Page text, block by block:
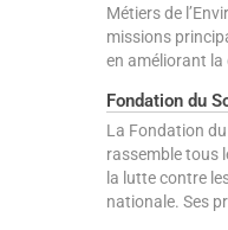
Métiers de
missions
en améliorant la
Fondation du
La Fondation
rassemble tous
la lutte contre
nationale. Ses